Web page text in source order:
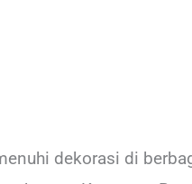
dekorasi di